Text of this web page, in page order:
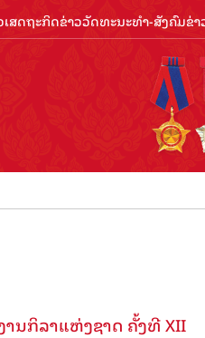
ເສດຖະກິດຂ່າວວັດທະນະທຳ-ສັງຄົມຂ່
ານກິລາແຫ່ງຊາດ ຄັ້ງທີ XII